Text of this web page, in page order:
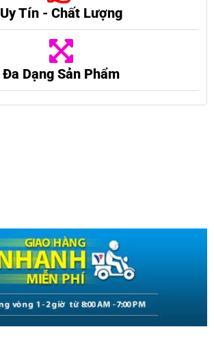
Uy Tín - Chất Lượng
Đa Dạng Sản Phẩm